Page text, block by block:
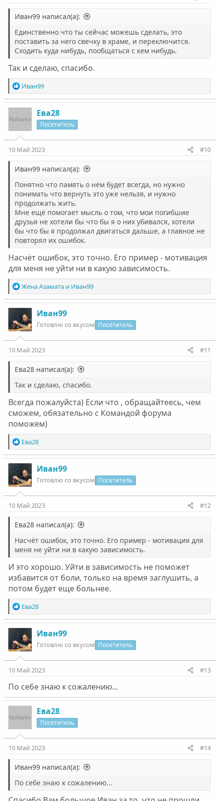
Иван99 написал(а):
Единственно что ты сейчас можешь сделать, это
поставить за него свечку в храме, и переключится.
Сходить куда нибудь, пообщаться с кем нибудь.
Так и сделаю, спасибо.
Р
е
а
ц
и
и
:
Иван99
Ева28
Посетитель
10 Май 2023 #10
Иван99 написал(а):
Понятно что память о нём будет всегда, но нужно
понимать что вернуть это уже нельзя, и нужно
продолжать жить.
Мне ещё помогает мысль о том, что мои погибшие
друзья не хотели бы что бы я о них убивался, хотели
бы что бы я продолжал двигаться дальше, а главное не
повторял их ошибок.
Насчёт ошибок, это точно. Его пример - мотивация
для меня не уйти ни в какую зависимость.
Р
е
а
к
ц
и
и
:
Жена Азаматаи Иван99
Иван99
Готовлю со вкусом Посетитель
10 Май 2023 #11
Ева28 написал(а):
Так и сделаю, спасибо.
Всегда пожалуйста) Если что , обращайтеесь, чем
сможем, обязательно с Командой форума
поможем)
Р
е
а
к
ц
и
и
:
Ева28
Иван99
Готовлю со вкусом Посетитель
10 Май 2023 #12
Ева28 написал(а):
Насчёт ошибок, это точно. Его пример - мотивация для
меня не уйти ни в какую зависимость.
И это хорошо. Уйти в зависимость не поможет
избавится от боли, только на время заглушить, а
потом будет еще больнее.
Р
е
а
к
ц
и
и
:
Ева28
Иван99
Готовлю со вкусом Посетитель
10 Май 2023 #13
По себе знаю к сожалению...
Ева28
Посетитель
10 Май 2023 #14
Иван99 написал(а):
По себе знаю к сожалению...